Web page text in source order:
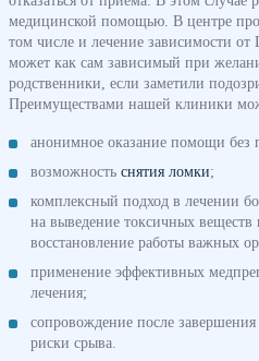
медицинской помощью. В центре
том числе и лечение зависимости от
может как сам зависимый при
родственники, если заметили
Преимуществами нашей клиники
анонимное оказание помощи без
возможность снятия ломки;
комплексный подход в лечении
на выведение токсичных
восстановление работы важных
применение эффективных
лечения;
сопровождение после
риски срыва.